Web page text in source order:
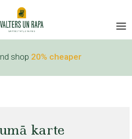
shop 20% cheaper
karte